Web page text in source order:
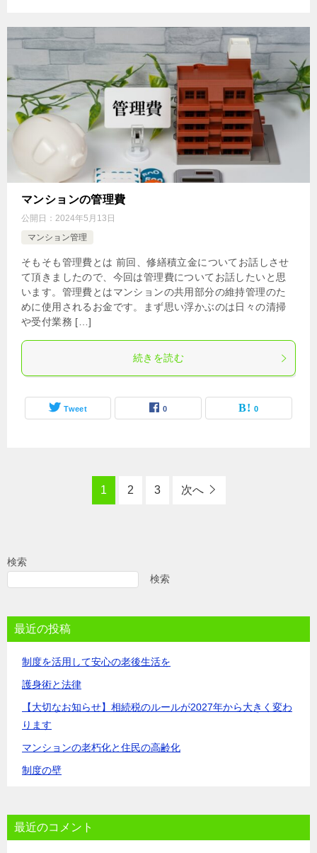
マンションの管理費
公開日： 2024年5月13日
マンション管理
そもそも管理費とは 前回、修繕積立金についてお話しさせ
て頂きましたので、今回は管理費についてお話したいと思
います。管理費とはマンションの共用部分の維持管理のた
めに使用されるお金です。まず思い浮かぶのは日々の清掃
や受付業務 […]
続きを読む
Tweet 0 0
1 2 3 次へ
検索
検索
最近の投稿
制度を活用して安心の老後生活を
護身術と法律
【大切なお知らせ】相続税のルールが2027年から大きく変わ
ります
マンションの老朽化と住民の高齢化
制度の壁
最近のコメント